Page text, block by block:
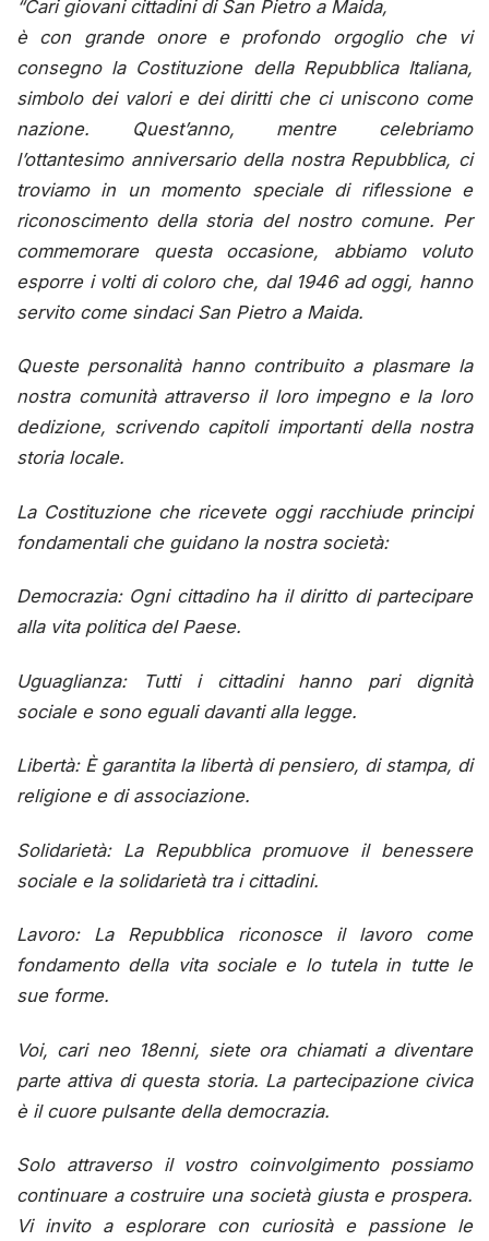
“Cari giovani cittadini di San Pietro a Maida,
è con grande onore e profondo orgoglio che vi
consegno la Costituzione della Repubblica Italiana,
simbolo dei valori e dei diritti che ci uniscono come
nazione. Quest’anno, mentre celebriamo
l’ottantesimo anniversario della nostra Repubblica, ci
troviamo in un momento speciale di riflessione e
riconoscimento della storia del nostro comune. Per
commemorare questa occasione, abbiamo voluto
esporre i volti di coloro che, dal 1946 ad oggi, hanno
servito come sindaci San Pietro a Maida.
Queste personalità hanno contribuito a plasmare la
nostra comunità attraverso il loro impegno e la loro
dedizione, scrivendo capitoli importanti della nostra
storia locale.
La Costituzione che ricevete oggi racchiude principi
fondamentali che guidano la nostra società:
Democrazia: Ogni cittadino ha il diritto di partecipare
alla vita politica del Paese.
Uguaglianza: Tutti i cittadini hanno pari dignità
sociale e sono eguali davanti alla legge.
Libertà: È garantita la libertà di pensiero, di stampa, di
religione e di associazione.
Solidarietà: La Repubblica promuove il benessere
sociale e la solidarietà tra i cittadini.
Lavoro: La Repubblica riconosce il lavoro come
fondamento della vita sociale e lo tutela in tutte le
sue forme.
Voi, cari neo 18enni, siete ora chiamati a diventare
parte attiva di questa storia. La partecipazione civica
è il cuore pulsante della democrazia.
Solo attraverso il vostro coinvolgimento possiamo
continuare a costruire una società giusta e prospera.
Vi invito a esplorare con curiosità e passione le